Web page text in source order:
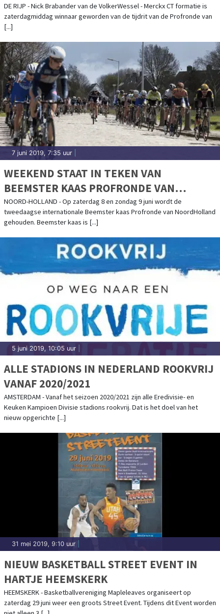
DE RIJP - Nick Brabander van de VolkerWessel - Merckx CT formatie is
zaterdagmiddag winnaar geworden van de tijdrit van de Profronde van
[...]
7 juni 2019, 7:35 uur
WEEKEND STAAT IN TEKEN VAN
BEEMSTER KAAS PROFRONDE VAN
NOORD-HOLLAND
NOORD-HOLLAND - Op zaterdag 8 en zondag 9 juni wordt de
tweedaagse internationale Beemster kaas Profronde van NoordHolland
gehouden. Beemster kaas is [...]
5 juni 2019, 10:05 uur
ALLE STADIONS IN NEDERLAND ROOKVRIJ
VANAF 2020/2021
AMSTERDAM - Vanaf het seizoen 2020/2021 zijn alle Eredivisie- en
Keuken Kampioen Divisie stadions rookvrij. Dat is het doel van het
nieuw opgerichte [...]
31 mei 2019, 9:10 uur
NIEUW BASKETBALL STREET EVENT IN
HARTJE HEEMSKERK
HEEMSKERK - Basketballvereniging Mapleleaves organiseert op
zaterdag 29 juni weer een groots Street Event. Tijdens dit Event worden